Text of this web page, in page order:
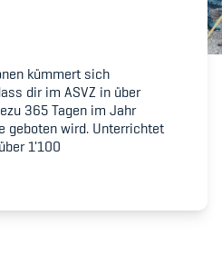
kümmert sich
dir im ASVZ in über
365 Tagen im Jahr
geboten wird. Unterrichtet
1'100